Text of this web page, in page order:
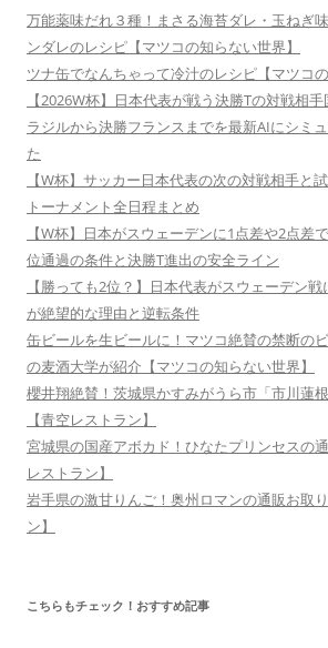
万能薬味だれ３種！まさる海苔ダレ・玉ねぎ
ンダレのレシピ【マツコの知らない世界】
ツナ缶でなんちゃって冷汁のレシピ【マツコ
【2026W杯】日本代表が戦う決勝Tの対戦相
ラジルから決勝フランスまでを最新AIにシミ
た
【W杯】サッカー日本代表の次の対戦相手と
トーナメント全日程まとめ
【W杯】日本がスウェーデンに1点差や2点差
位通過の条件と決勝T進出の安全ライン
【勝っても2位？】日本代表がスウェーデン
が絶望的な理由と逆転条件
缶ビールを生ビールに！マツコ絶賛の禁断の
の麦酒大学が紹介【マツコの知らない世界】
櫻井翔絶賛！茨城県かすみがうら市「市川蓮
【青空レストラン】
宮城県の国産アボカド！ひなたプリンセスの
レストラン】
岩手県の激甘りんご！奥州ロマンの通販お取
ン】
こちらもチェック！おすすめ記事